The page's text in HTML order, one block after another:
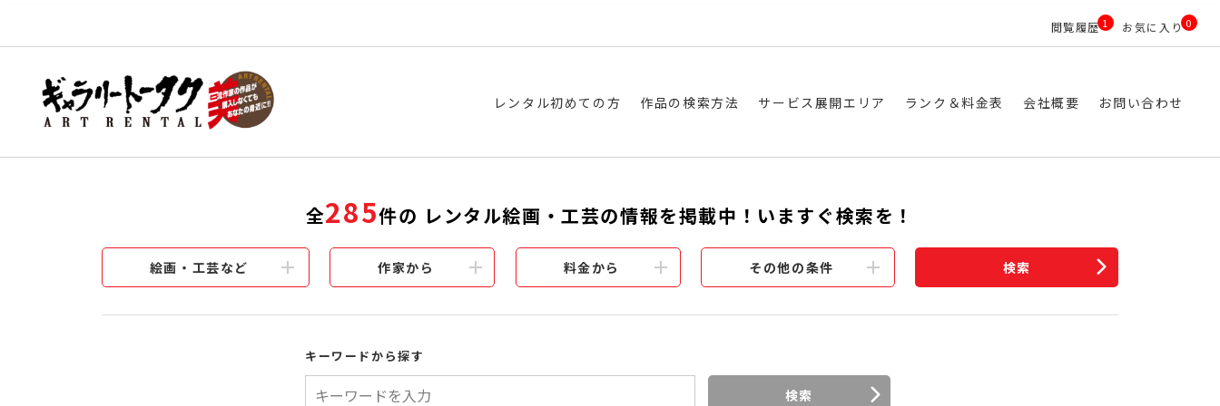
閲覧履歴1 お気に入り0
レンタル初めての方 作品の検索方法 サービス展開エリア ランク＆料金表 会社概要 お問い合わせ
全285件の レンタル絵画・工芸の情報を掲載中！いますぐ検索を！
絵画・工芸など 作家から 料金から その他の条件 検索
キーワードから探す
検索